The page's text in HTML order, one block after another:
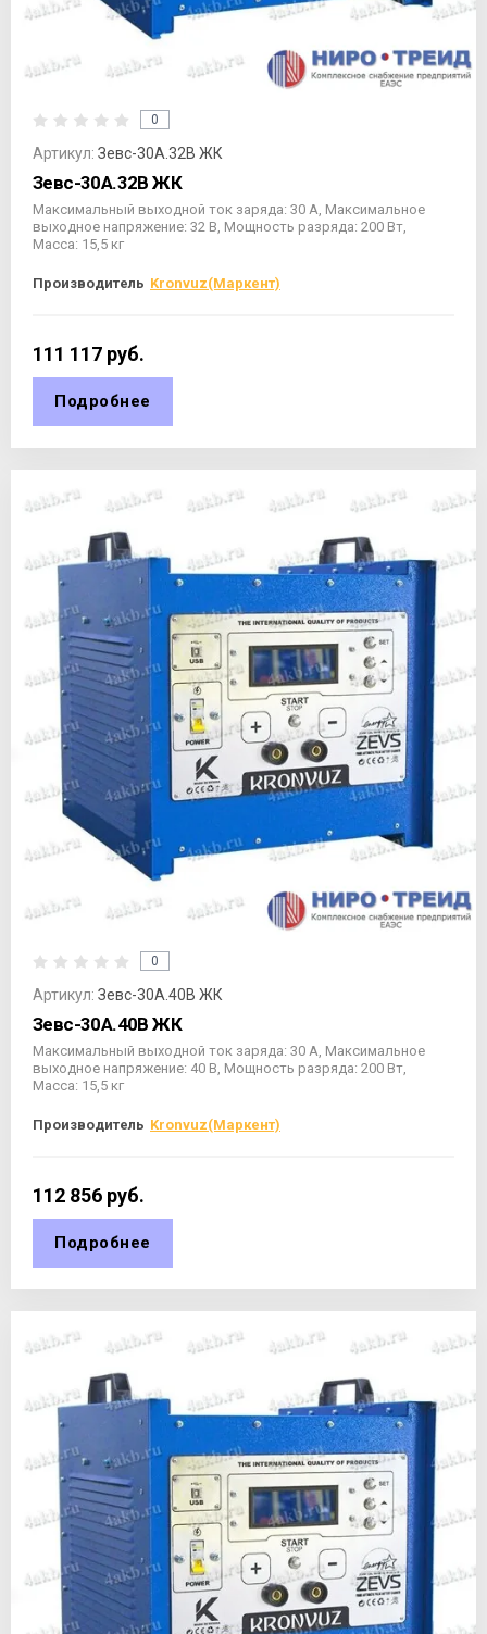
0
Артикул: Зевс-30А.32В ЖК
Зевс-30А.32В ЖК
Максимальный выходной ток заряда: 30 А, Максимальное
выходное напряжение: 32 В, Мощность разряда: 200 Вт,
Масса: 15,5 кг
Производитель Kronvuz(Маркент)
111 117 руб.
Подробнее
0
Артикул: Зевс-30А.40В ЖК
Зевс-30А.40В ЖК
Максимальный выходной ток заряда: 30 А, Максимальное
выходное напряжение: 40 В, Мощность разряда: 200 Вт,
Масса: 15,5 кг
Производитель Kronvuz(Маркент)
112 856 руб.
Подробнее